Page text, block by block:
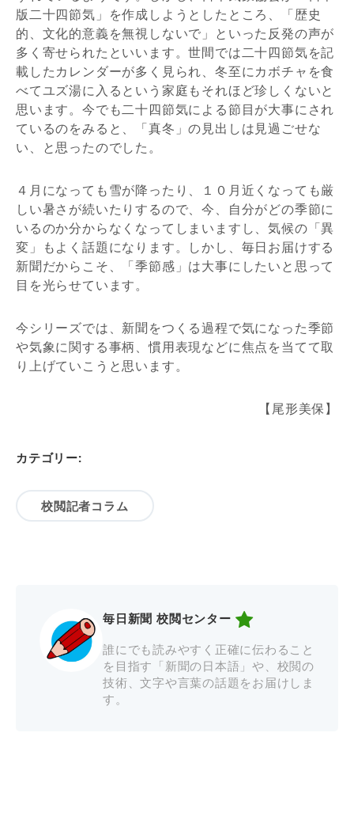
版二十四節気」を作成しようとしたところ、「歴史
的、文化的意義を無視しないで」といった反発の声が
多く寄せられたといいます。世間では二十四節気を記
載したカレンダーが多く見られ、冬至にカボチャを食
べてユズ湯に入るという家庭もそれほど珍しくないと
思います。今でも二十四節気による節目が大事にされ
ているのをみると、「真冬」の見出しは見過ごせな
い、と思ったのでした。
４月になっても雪が降ったり、１０月近くなっても厳
しい暑さが続いたりするので、今、自分がどの季節に
いるのか分からなくなってしまいますし、気候の「異
変」もよく話題になります。しかし、毎日お届けする
新聞だからこそ、「季節感」は大事にしたいと思って
目を光らせています。
今シリーズでは、新聞をつくる過程で気になった季節
や気象に関する事柄、慣用表現などに焦点を当てて取
り上げていこうと思います。
【尾形美保】
カテゴリー:
校閲記者コラム
毎日新聞 校閲センター
誰にでも読みやすく正確に伝わること
を目指す「新聞の日本語」や、校閲の
技術、文字や言葉の話題をお届けしま
す。